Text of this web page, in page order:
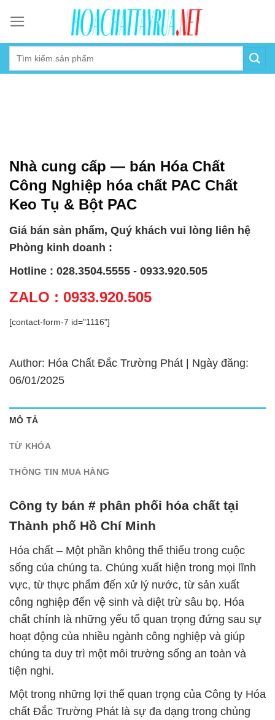
content
Nhà cung cấp — bán Hóa Chất
Công Nghiệp hóa chất PAC Chất
Keo Tụ & Bột PAC
Giá bán sản phẩm, Quý khách vui lòng liên hệ
Phòng kinh doanh :
Hotline : 028.3504.5555 - 0933.920.505
ZALO : 0933.920.505
[contact-form-7 id="1116"]
Author: Hóa Chất Đắc Trường Phát | Ngày đăng:
06/01/2025
MÔ TẢ
TỪ KHÓA
THÔNG TIN MUA HÀNG
Công ty bán # phân phối hóa chất tại
Thành phố Hồ Chí Minh
Hóa chất – Một phần không thể thiếu trong cuộc
sống của chúng ta. Chúng xuất hiện trong mọi lĩnh
vực, từ thực phẩm đến xử lý nước, từ sản xuất
công nghiệp đến vệ sinh và diệt trừ sâu bọ. Hóa
chất chính là những yếu tố quan trọng đứng sau sự
hoạt động của nhiều ngành công nghiệp và giúp
chúng ta duy trì một môi trường sống an toàn và
tiện nghi.
Một trong những lợi thế quan trọng của Công ty Hóa
chất Đắc Trường Phát là sự đa dạng trong chủng